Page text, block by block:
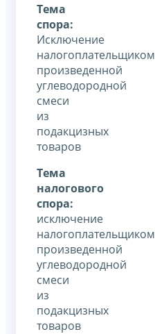
Тема
спора:
Исключение
налогоплательщиком
произведенной
углеводородной
смеси
из
подакцизных
товаров
Тема
налогового
спора:
исключение
налогоплательщиком
произведенной
углеводородной
смеси
из
подакцизных
товаров